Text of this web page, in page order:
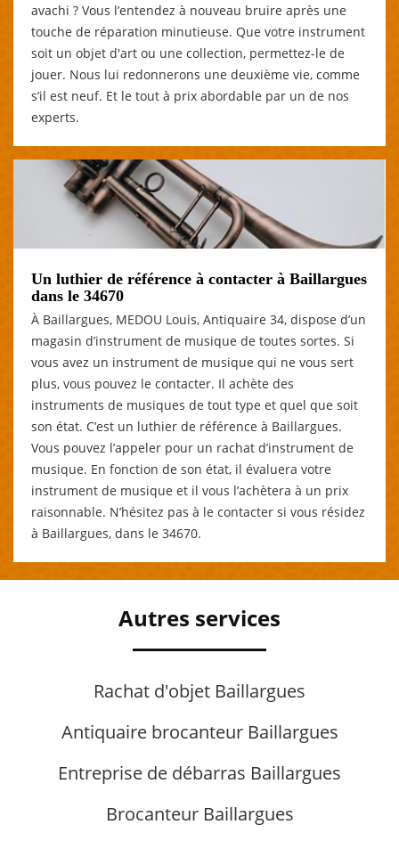
avachi ? Vous l’entendez à nouveau bruire après une
touche de réparation minutieuse. Que votre instrument
soit un objet d'art ou une collection, permettez-le de
jouer. Nous lui redonnerons une deuxième vie, comme
s’il est neuf. Et le tout à prix abordable par un de nos
experts.
Un luthier de référence à contacter à Baillargues
dans le 34670
À Baillargues, MEDOU Louis, Antiquaire 34, dispose d’un
magasin d’instrument de musique de toutes sortes. Si
vous avez un instrument de musique qui ne vous sert
plus, vous pouvez le contacter. Il achète des
instruments de musiques de tout type et quel que soit
son état. C’est un luthier de référence à Baillargues.
Vous pouvez l’appeler pour un rachat d’instrument de
musique. En fonction de son état, il évaluera votre
instrument de musique et il vous l’achètera à un prix
raisonnable. N’hésitez pas à le contacter si vous résidez
à Baillargues, dans le 34670.
Autres services
Rachat d'objet Baillargues
Antiquaire brocanteur Baillargues
Entreprise de débarras Baillargues
Brocanteur Baillargues